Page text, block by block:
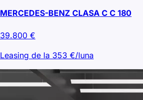
MERCEDES-BENZ CLASA C C 180
39.800 €
Leasing de la 353 €/luna